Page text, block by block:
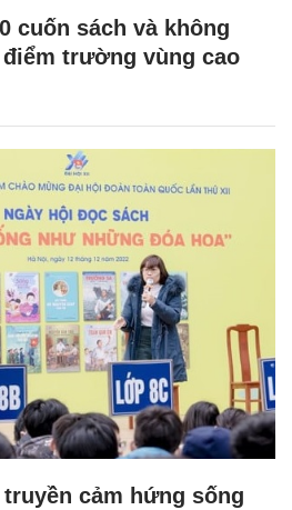
cuốn sách và không
trường vùng cao
cảm hứng sống